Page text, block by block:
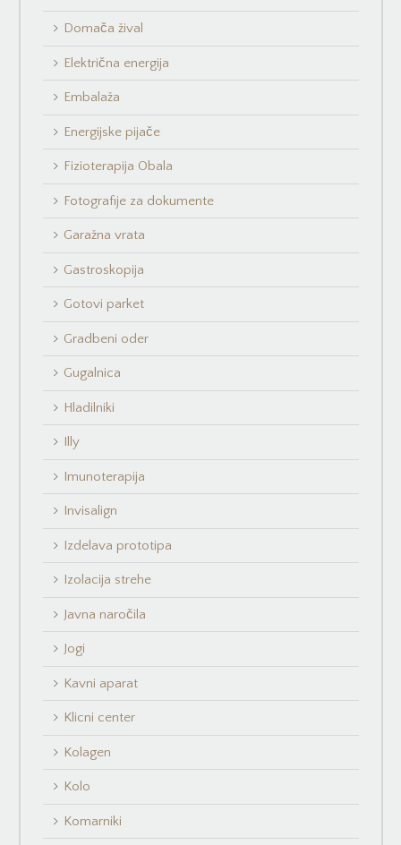
Domača žival
Električna energija
Embalaža
Energijske pijače
Fizioterapija Obala
Fotografije za dokumente
Garažna vrata
Gastroskopija
Gotovi parket
Gradbeni oder
Gugalnica
Hladilniki
Illy
Imunoterapija
Invisalign
Izdelava prototipa
Izolacija strehe
Javna naročila
Jogi
Kavni aparat
Klicni center
Kolagen
Kolo
Komarniki